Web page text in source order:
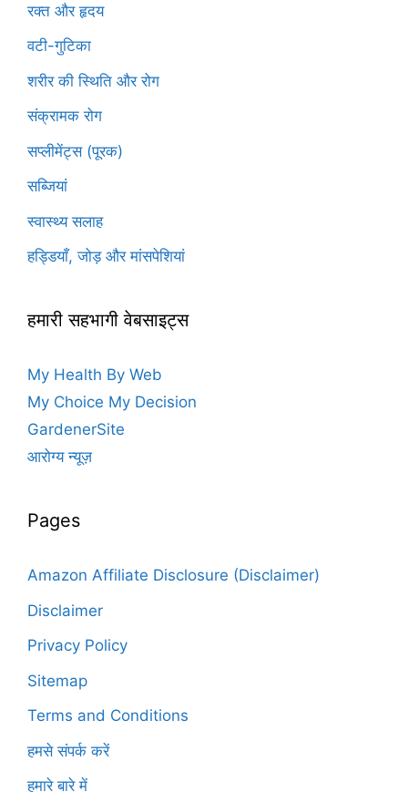
रक्त और हृदय
वटी-गुटिका
शरीर की स्थिति और रोग
संक्रामक रोग
सप्लीमेंट्स (पूरक)
सब्जियां
स्वास्थ्य सलाह
हड्डियाँ, जोड़ और मांसपेशियां
हमारी सहभागी वेबसाइट्स
My Health By Web
My Choice My Decision
GardenerSite
आरोग्य न्यूज़
Pages
Amazon Affiliate Disclosure (Disclaimer)
Disclaimer
Privacy Policy
Sitemap
Terms and Conditions
हमसे संपर्क करें
हमारे बारे में